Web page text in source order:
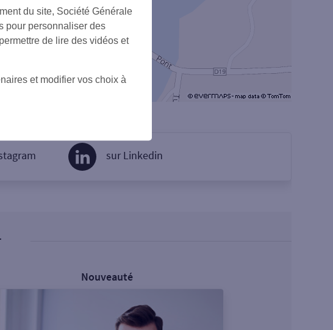
sur Linkedin
Nouveauté
du site, Société Générale
pour personnaliser des
de lire des vidéos et
et modifier vos choix à